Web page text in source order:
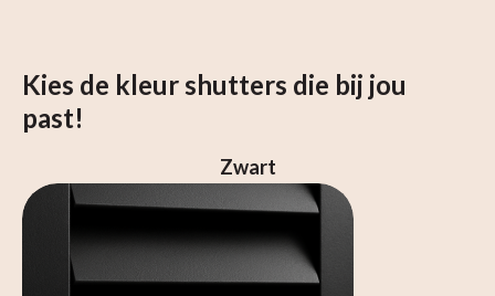
Kies de kleur shutters die bij jou
past!
Zwart